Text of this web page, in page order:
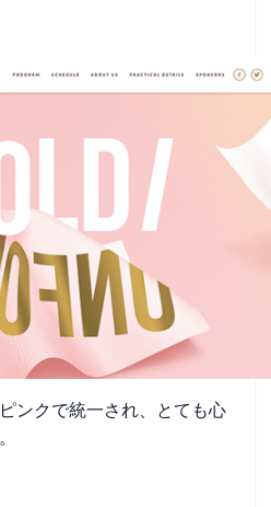
ンクで統一され、とても心